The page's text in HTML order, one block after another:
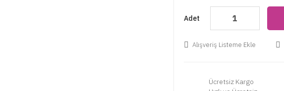
Adet
Alışveriş Listeme Ekle
Ücretsiz Kargo